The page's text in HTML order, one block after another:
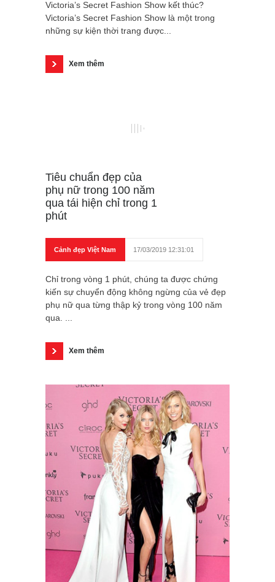
Victoria’s Secret Fashion Show kết thúc?
Victoria’s Secret Fashion Show là một trong
những sự kiện thời trang được...
Xem thêm
Tiêu chuẩn đẹp của
phụ nữ trong 100 năm
qua tái hiện chỉ trong 1
phút
Cảnh đẹp Việt Nam 17/03/2019 12:31:01
Chỉ trong vòng 1 phút, chúng ta được chứng
kiến sự chuyển động không ngừng của vẻ đẹp
phụ nữ qua từng thập kỷ trong vòng 100 năm
qua. ...
Xem thêm